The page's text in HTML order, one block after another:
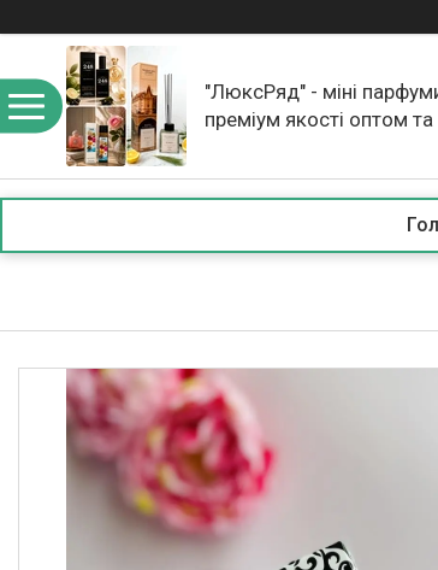
"ЛюксРяд" - міні
преміум якості оптом